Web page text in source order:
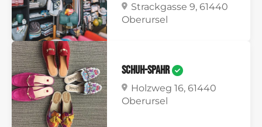
Strackgasse 9, 61440
Oberursel
Schuh-Spahr
Holzweg 16, 61440
Oberursel